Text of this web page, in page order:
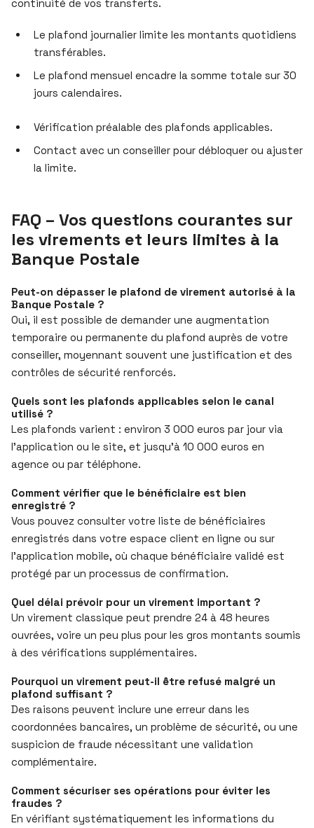
continuité de vos transferts.
Le plafond journalier limite les montants quotidiens
transférables.
Le plafond mensuel encadre la somme totale sur 30
jours calendaires.
Vérification préalable des plafonds applicables.
Contact avec un conseiller pour débloquer ou ajuster
la limite.
FAQ – Vos questions courantes sur
les virements et leurs limites à la
Banque Postale
Peut-on dépasser le plafond de virement autorisé à la
Banque Postale ?
Oui, il est possible de demander une augmentation
temporaire ou permanente du plafond auprès de votre
conseiller, moyennant souvent une justification et des
contrôles de sécurité renforcés.
Quels sont les plafonds applicables selon le canal
utilisé ?
Les plafonds varient : environ 3 000 euros par jour via
l’application ou le site, et jusqu’à 10 000 euros en
agence ou par téléphone.
Comment vérifier que le bénéficiaire est bien
enregistré ?
Vous pouvez consulter votre liste de bénéficiaires
enregistrés dans votre espace client en ligne ou sur
l’application mobile, où chaque bénéficiaire validé est
protégé par un processus de confirmation.
Quel délai prévoir pour un virement important ?
Un virement classique peut prendre 24 à 48 heures
ouvrées, voire un peu plus pour les gros montants soumis
à des vérifications supplémentaires.
Pourquoi un virement peut-il être refusé malgré un
plafond suffisant ?
Des raisons peuvent inclure une erreur dans les
coordonnées bancaires, un problème de sécurité, ou une
suspicion de fraude nécessitant une validation
complémentaire.
Comment sécuriser ses opérations pour éviter les
fraudes ?
En vérifiant systématiquement les informations du